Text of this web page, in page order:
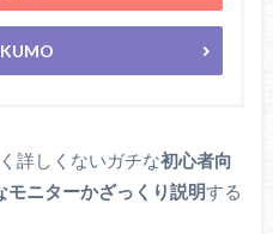
詳しくないガチな初心者向
ニターかざっくり説明する